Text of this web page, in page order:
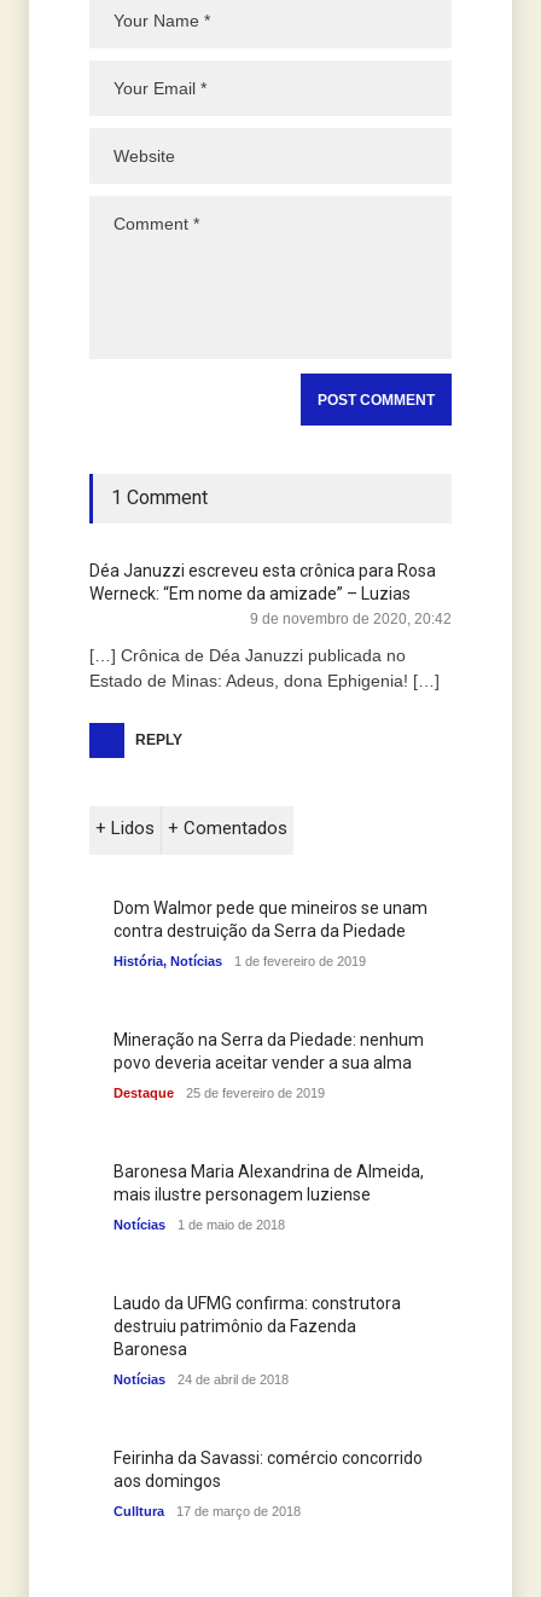
1 Comment
Déa Januzzi escreveu esta crônica para Rosa
Werneck: “Em nome da amizade” – Luzias
9 de novembro de 2020, 20:42
[…] Crônica de Déa Januzzi publicada no
Estado de Minas: Adeus, dona Ephigenia! […]
REPLY
+ Lidos + Comentados
Dom Walmor pede que mineiros se unam
contra destruição da Serra da Piedade
História, Notícias 1 de fevereiro de 2019
Mineração na Serra da Piedade: nenhum
povo deveria aceitar vender a sua alma
Destaque 25 de fevereiro de 2019
Baronesa Maria Alexandrina de Almeida,
mais ilustre personagem luziense
Notícias 1 de maio de 2018
Laudo da UFMG confirma: construtora
destruiu patrimônio da Fazenda
Baronesa
Notícias 24 de abril de 2018
Feirinha da Savassi: comércio concorrido
aos domingos
Culltura 17 de março de 2018